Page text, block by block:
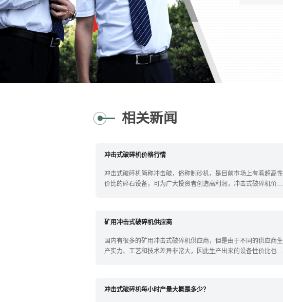
相关新闻
冲击式破碎机价格行情
冲击式破碎机简称冲击破，俗称制砂机，是目前市场上有着超高性
价比的碎石设备，可为广大投资者创造高利润，冲击式破碎机价格
矿用冲击式破碎机供应商
国内有很多的矿用冲击式破碎机供应商，但是由于不同的供应商生
产实力、工艺和技术差异非常大，因此生产出来的设备性价比也是
冲击式破碎机每小时产量大概是多少？